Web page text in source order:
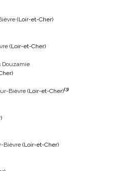
(Loir-et-Cher)
(Loir-et-Cher)
Douzamie
Bièvre (Loir-et-Cher)(3)
Bièvre (Loir-et-Cher)